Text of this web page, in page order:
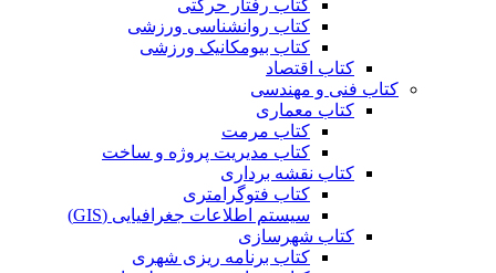
کتاب رفتار حرکتی
کتاب روانشناسی ورزشی
کتاب بیومکانیک ورزشی
کتاب اقتصاد
کتاب فنی و مهندسی
کتاب معماری
کتاب مرمت
کتاب مدیریت پروژه و ساخت
کتاب نقشه برداری
کتاب فتوگرامتری
سیستم اطلاعات جغرافیایی (GIS)
کتاب شهرسازی
کتاب برنامه ریزی شهری